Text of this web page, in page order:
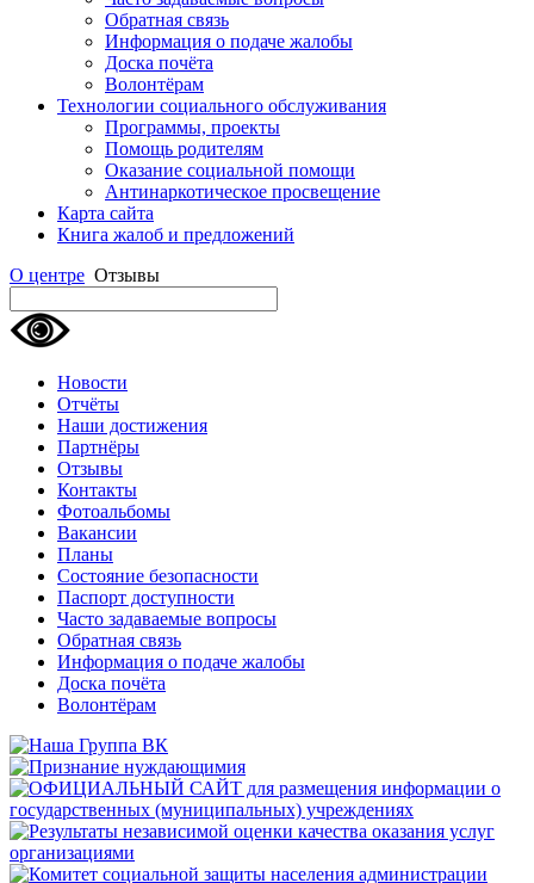
Обратная связь
Информация о подаче жалобы
Доска почёта
Волонтёрам
Технологии социального обслуживания
Программы, проекты
Помощь родителям
Оказание социальной помощи
Антинаркотическое просвещение
Карта сайта
Книга жалоб и предложений
О центре Отзывы
Новости
Отчёты
Наши достижения
Партнёры
Отзывы
Контакты
Фотоальбомы
Вакансии
Планы
Состояние безопасности
Паспорт доступности
Часто задаваемые вопросы
Обратная связь
Информация о подаче жалобы
Доска почёта
Волонтёрам